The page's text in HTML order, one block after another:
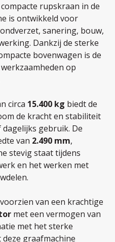
rupskraan in de
is ontwikkeld voor
sanering, bouw,
Dankzij de sterke
bovenwagen is de
op
circa 15.400 kg biedt de
de kracht en stabiliteit
gebruik. De
van 2.490 mm,
stevig staat tijdens
en het werken met
van een krachtige
met een vermogen van
met het sterke
graafmachine